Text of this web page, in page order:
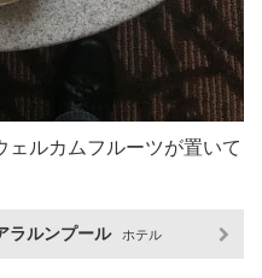
ルカムフルーツが置いて
ラルンプール ホテル